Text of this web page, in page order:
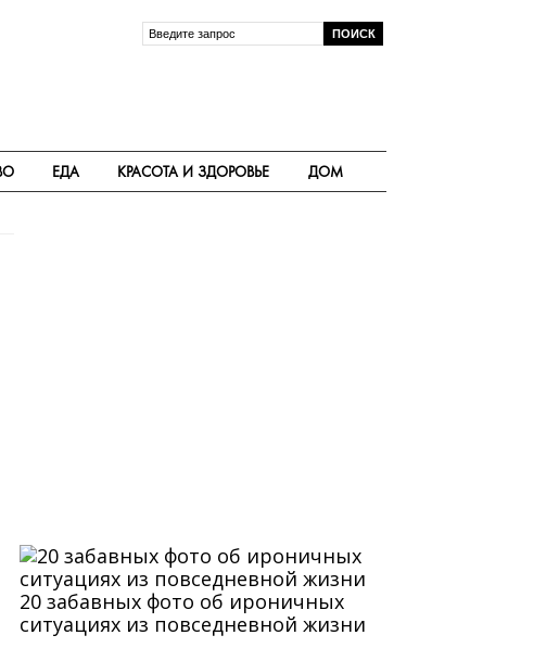
ЕДА КРАСОТА И ЗДОРОВЬЕ ДОМ
20 забавных фото об ироничных
ситуациях из повседневной жизни